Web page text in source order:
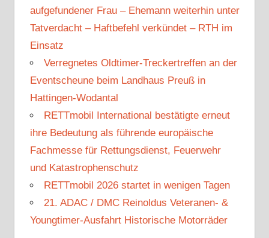
aufgefundener Frau – Ehemann weiterhin unter
Tatverdacht – Haftbefehl verkündet – RTH im
Einsatz
Verregnetes Oldtimer-Treckertreffen an der
Eventscheune beim Landhaus Preuß in
Hattingen-Wodantal
RETTmobil International bestätigte erneut
ihre Bedeutung als führende europäische
Fachmesse für Rettungsdienst, Feuerwehr
und Katastrophenschutz
RETTmobil 2026 startet in wenigen Tagen
21. ADAC / DMC Reinoldus Veteranen- &
Youngtimer-Ausfahrt Historische Motorräder